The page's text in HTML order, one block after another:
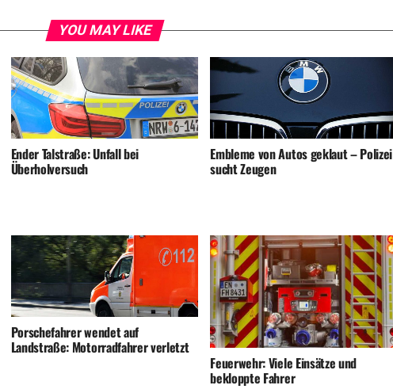
YOU MAY LIKE
Ender Talstraße: Unfall bei
Überholversuch
Embleme von Autos geklaut – Polizei
sucht Zeugen
Porschefahrer wendet auf
Landstraße: Motorradfahrer verletzt
Feuerwehr: Viele Einsätze und
bekloppte Fahrer